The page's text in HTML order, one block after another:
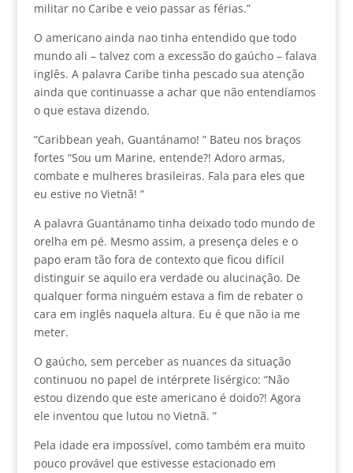
militar no Caribe e veio passar as férias.”
O americano ainda nao tinha entendido que todo
mundo ali – talvez com a excessão do gaúcho – falava
inglês. A palavra Caribe tinha pescado sua atenção
ainda que continuasse a achar que não entendíamos
o que estava dizendo.
“Caribbean yeah, Guantánamo! ” Bateu nos braços
fortes “Sou um Marine, entende?! Adoro armas,
combate e mulheres brasileiras. Fala para eles que
eu estive no Vietnã! ”
A palavra Guantánamo tinha deixado todo mundo de
orelha em pé. Mesmo assim, a presença deles e o
papo eram tão fora de contexto que ficou difícil
distinguir se aquilo era verdade ou alucinação. De
qualquer forma ninguém estava a fim de rebater o
cara em inglês naquela altura. Eu é que não ia me
meter.
O gaúcho, sem perceber as nuances da situação
continuou no papel de intérprete lisérgico: “Não
estou dizendo que este americano é doido?! Agora
ele inventou que lutou no Vietnã. ”
Pela idade era impossível, como também era muito
pouco provável que estivesse estacionado em